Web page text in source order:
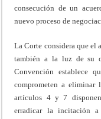
consecución de un
nuevo proceso de
La Corte considera que el
también a la luz de su
Convención establece
comprometen a eliminar
artículos 4 y 7
erradicar la incitación